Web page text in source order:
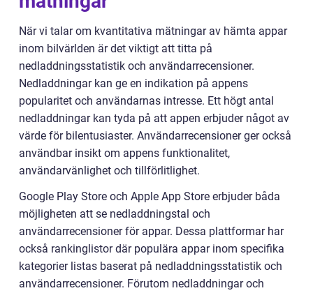
När vi talar om kvantitativa mätningar av hämta appar
inom bilvärlden är det viktigt att titta på
nedladdningsstatistik och användarrecensioner.
Nedladdningar kan ge en indikation på appens
popularitet och användarnas intresse. Ett högt antal
nedladdningar kan tyda på att appen erbjuder något av
värde för bilentusiaster. Användarrecensioner ger också
användbar insikt om appens funktionalitet,
användarvänlighet och tillförlitlighet.
Google Play Store och Apple App Store erbjuder båda
möjligheten att se nedladdningstal och
användarrecensioner för appar. Dessa plattformar har
också rankinglistor där populära appar inom specifika
kategorier listas baserat på nedladdningsstatistik och
användarrecensioner. Förutom nedladdningar och